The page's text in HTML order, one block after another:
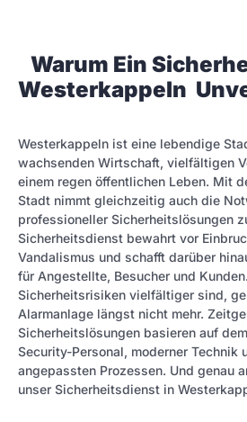
Warum Ein
Westerkappeln
Westerkappeln ist eine lebendige
wachsenden Wirtschaft, vielfältigen
einem regen öffentlichen Leben. Mit
Stadt nimmt gleichzeitig auch die
professioneller Sicherheitslösungen
Sicherheitsdienst bewahrt vor
Vandalismus und schafft darüber
für Angestellte, Besucher und
Sicherheitsrisiken vielfältiger sind,
Alarmanlage längst nicht mehr.
Sicherheitslösungen basieren auf
Security-Personal, moderner Technik
angepassten Prozessen. Und genau
unser Sicherheitsdienst in